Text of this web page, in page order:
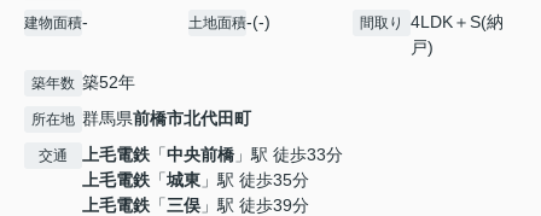
建物面積- 土地面積-(-) 間取り
4LDK＋S(納
戸)
築年数 築52年
所在地 群馬県前橋市北代田町
交通 上毛電鉄 「中央前橋 」駅 徒歩33分
上毛電鉄 「城東 」駅 徒歩35分
上毛電鉄 「三俣 」駅 徒歩39分